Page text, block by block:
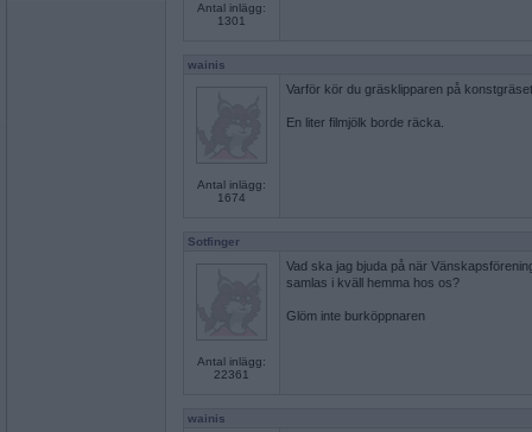
Antal inlägg:
1301
wainis
Antal inlägg:
1674
Varför kör du gräsklipparen på
En liter filmjölk borde räcka.
Sotfinger
Antal inlägg:
22361
Vad ska jag bjuda på när
samlas i kväll hemma hos os?
Glöm inte burköppnaren
wainis